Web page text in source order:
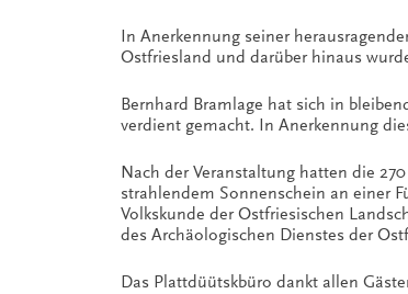
In Anerkennung seiner
Ostfriesland und darüber hinaus
Bernhard Bramlage hat sich in
verdient gemacht. In Anerkennung
Nach der Veranstaltung hatten die
strahlendem Sonnenschein an einer
Volkskunde der Ostfriesischen
des Archäologischen Dienstes der
Das Plattdüütskbüro dankt allen